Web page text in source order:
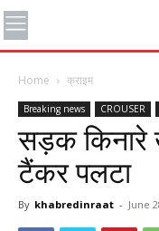
Home क्राइम
Breaking news CROUSER
सड़क किनारे
टैंकर पलटा
By khabredinraat - June